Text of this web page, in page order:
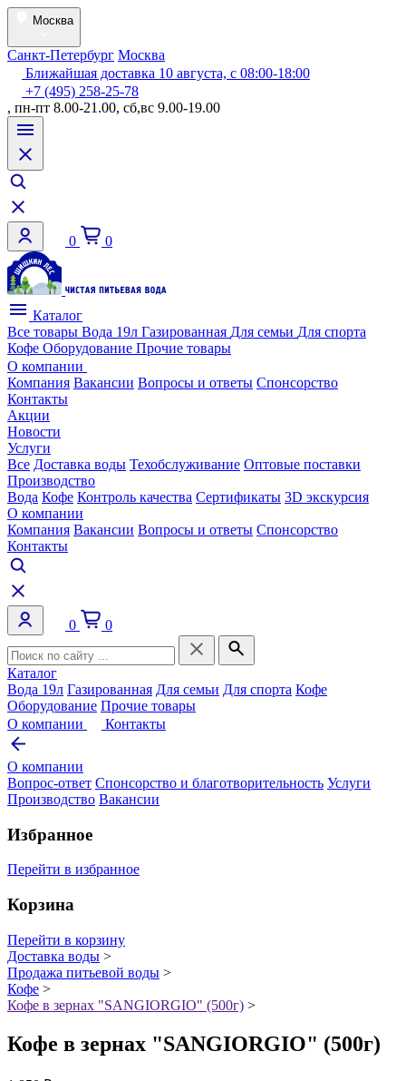
Москва
Санкт-Петербург Москва
Ближайшая доставка 10 августа, с 08:00-18:00
+7 (495) 258-25-78
, пн-пт 8.00-21.00, сб,вс 9.00-19.00
0 0
Каталог
Все товары Вода 19л Газированная Для семьи Для спорта
Кофе Оборудование Прочие товары
О компании
Компания Вакансии Вопросы и ответы Спонсорство
Контакты
Акции
Новости
Услуги
Все Доставка воды Техобслуживание Оптовые поставки
Производство
Вода Кофе Контроль качества Сертификаты 3D экскурсия
О компании
Компания Вакансии Вопросы и ответы Спонсорство
Контакты
0 0
Каталог
Вода 19л Газированная Для семьи Для спорта Кофе
Оборудование Прочие товары
О компании
Контакты
О компании
Вопрос-ответ Спонсорство и благотворительность Услуги
Производство Вакансии
Избранное
Перейти в избранное
Корзина
Перейти в корзину
Доставка воды >
Продажа питьевой воды >
Кофе >
Кофе в зернах "SANGIORGIO" (500г) >
Кофе в зернах "SANGIORGIO" (500г)